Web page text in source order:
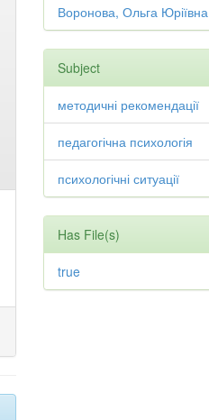
Воронова, Ольга Юріївна
Subject
методичні рекомендації
педагогічна психологія
психологічні ситуації
Has File(s)
true